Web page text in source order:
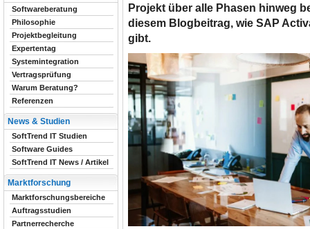
Projekt über alle Phasen hinweg
diesem Blogbeitrag, wie SAP
gibt.
Softwareberatung
Philosophie
Projektbegleitung
Expertentag
Systemintegration
Vertragsprüfung
Warum Beratung?
Referenzen
News & Studien
SoftTrend IT Studien
Software Guides
SoftTrend IT News / Artikel
Marktforschung
Marktforschungsbereiche
Auftragsstudien
Partnerrecherche